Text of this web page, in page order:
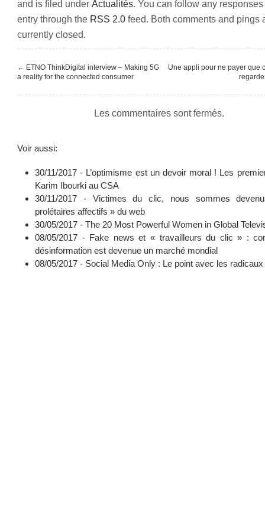
and is filed under Actualités . You can follow any
entry through the RSS 2.0 feed. Both comments and pings
currently closed.
← ETNO ThinkDigital interview – Making 5G
a reality for the connected consumer
Une appli pour ne payer que
Les commentaires sont fermés.
Voir aussi:
30/11/2017 - L’optimisme est un devoir moral ! Les
Karim Ibourki au CSA
30/11/2017 - Victimes du clic, nous sommes
prolétaires affectifs » du web
30/05/2017 - The 20 Most Powerful Women in Global
08/05/2017 - Fake news et « travailleurs du clic » :
désinformation est devenue un marché mondial
08/05/2017 - Social Media Only : Le point avec les radicaux